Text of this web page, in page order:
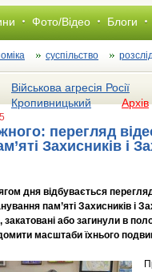
Фото/Відео Блоги
суспільство
Військова агресія Росії
Кропивницький
Архів
перегляд
Захисників і
дня відбувається
пам’яті Захисників і
закатовані або загинули в
масштаби їхнього